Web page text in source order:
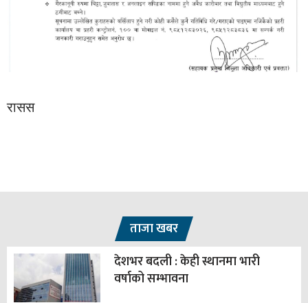
रासस
ताजा खबर
देशभर बदली : केही स्थानमा भारी
वर्षाको सम्भावना